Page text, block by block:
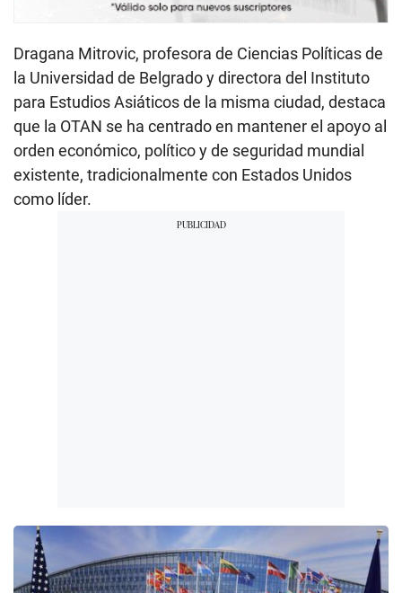
Dragana Mitrovic, profesora de Ciencias Políticas de
la Universidad de Belgrado y directora del Instituto
para Estudios Asiáticos de la misma ciudad, destaca
que la OTAN se ha centrado en mantener el apoyo al
orden económico, político y de seguridad mundial
existente, tradicionalmente con Estados Unidos
como líder.